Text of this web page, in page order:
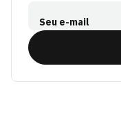
Seu e-mail